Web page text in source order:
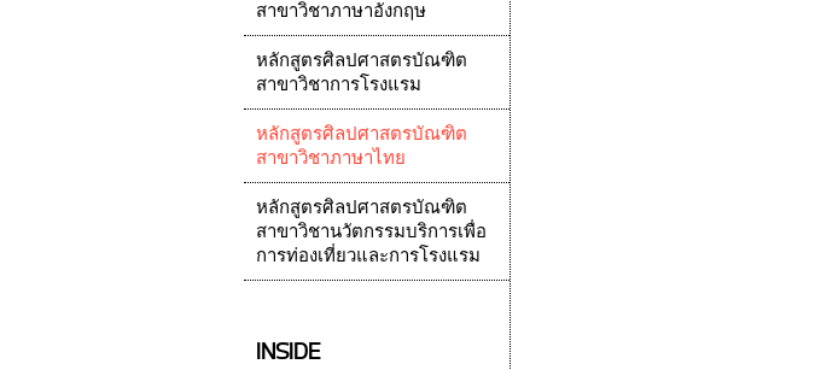
สาขาวิชาภาษาอังกฤษ
หลักสูตรศิลปศาสตรบัณฑิต
สาขาวิชาการโรงแรม
หลักสูตรศิลปศาสตรบัณฑิต
สาขาวิชาภาษาไทย
หลักสูตรศิลปศาสตรบัณฑิต
สาขาวิชานวัตกรรมบริการเพื่อ
การท่องเที่ยวและการโรงแรม
INSIDE